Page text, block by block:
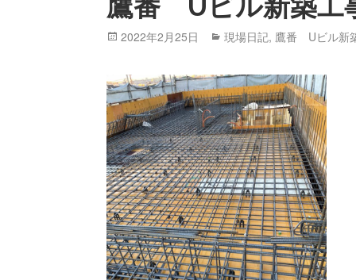
鷹番 Uビル新築工
Posted
2022年2月25日 Categories
現場日記, 鷹番 Uビル新